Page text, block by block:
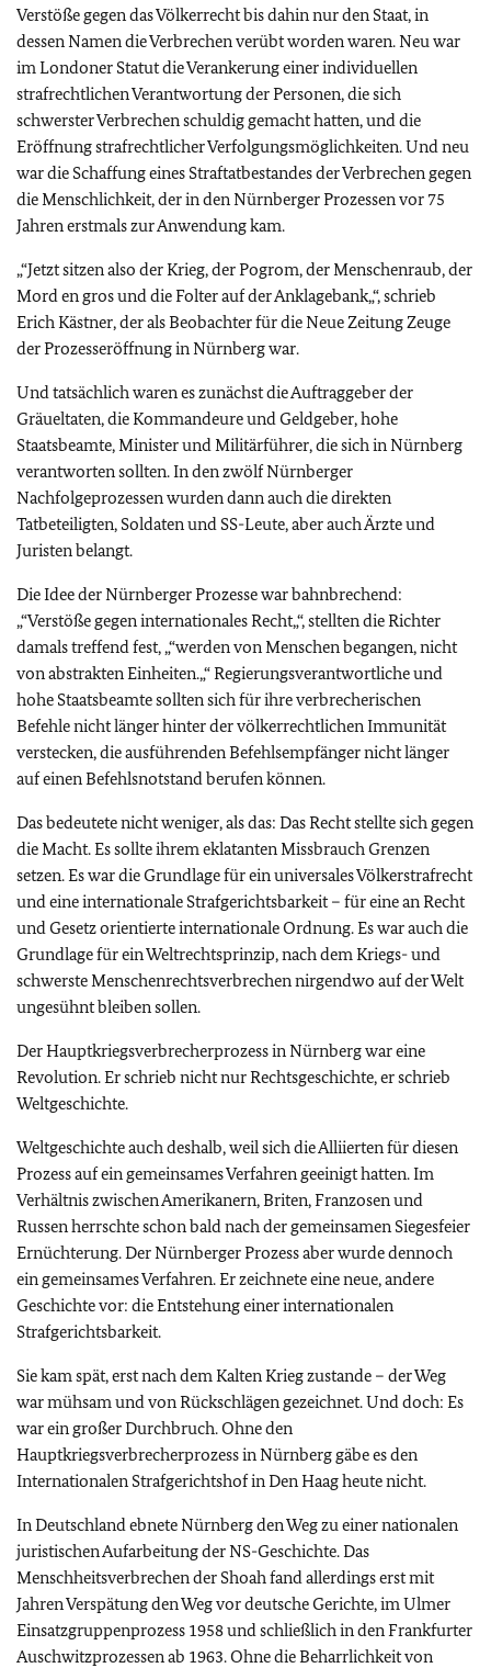
Verstöße gegen das Völkerrecht bis dahin nur den Staat, in
dessen Namen die Verbrechen verübt worden waren. Neu war
im Londoner Statut die Verankerung einer individuellen
strafrechtlichen Verantwortung der Personen, die sich
schwerster Verbrechen schuldig gemacht hatten, und die
Eröffnung strafrechtlicher Verfolgungsmöglichkeiten. Und neu
war die Schaffung eines Straftatbestandes der Verbrechen gegen
die Menschlichkeit, der in den Nürnberger Prozessen vor 75
Jahren erstmals zur Anwendung kam.
„“Jetzt sitzen also der Krieg, der Pogrom, der Menschenraub, der
Mord en gros und die Folter auf der Anklagebank„“, schrieb
Erich Kästner, der als Beobachter für die Neue Zeitung Zeuge
der Prozesseröffnung in Nürnberg war.
Und tatsächlich waren es zunächst die Auftraggeber der
Gräueltaten, die Kommandeure und Geldgeber, hohe
Staatsbeamte, Minister und Militärführer, die sich in Nürnberg
verantworten sollten. In den zwölf Nürnberger
Nachfolgeprozessen wurden dann auch die direkten
Tatbeteiligten, Soldaten und SS-Leute, aber auch Ärzte und
Juristen belangt.
Die Idee der Nürnberger Prozesse war bahnbrechend:
„“Verstöße gegen internationales Recht„“, stellten die Richter
damals treffend fest, „“werden von Menschen begangen, nicht
von abstrakten Einheiten.„“ Regierungsverantwortliche und
hohe Staatsbeamte sollten sich für ihre verbrecherischen
Befehle nicht länger hinter der völkerrechtlichen Immunität
verstecken, die ausführenden Befehlsempfänger nicht länger
auf einen Befehlsnotstand berufen können.
Das bedeutete nicht weniger, als das: Das Recht stellte sich gegen
die Macht. Es sollte ihrem eklatanten Missbrauch Grenzen
setzen. Es war die Grundlage für ein universales Völkerstrafrecht
und eine internationale Strafgerichtsbarkeit – für eine an Recht
und Gesetz orientierte internationale Ordnung. Es war auch die
Grundlage für ein Weltrechtsprinzip, nach dem Kriegs- und
schwerste Menschenrechtsverbrechen nirgendwo auf der Welt
ungesühnt bleiben sollen.
Der Hauptkriegsverbrecherprozess in Nürnberg war eine
Revolution. Er schrieb nicht nur Rechtsgeschichte, er schrieb
Weltgeschichte.
Weltgeschichte auch deshalb, weil sich die Alliierten für diesen
Prozess auf ein gemeinsames Verfahren geeinigt hatten. Im
Verhältnis zwischen Amerikanern, Briten, Franzosen und
Russen herrschte schon bald nach der gemeinsamen Siegesfeier
Ernüchterung. Der Nürnberger Prozess aber wurde dennoch
ein gemeinsames Verfahren. Er zeichnete eine neue, andere
Geschichte vor: die Entstehung einer internationalen
Strafgerichtsbarkeit.
Sie kam spät, erst nach dem Kalten Krieg zustande – der Weg
war mühsam und von Rückschlägen gezeichnet. Und doch: Es
war ein großer Durchbruch. Ohne den
Hauptkriegsverbrecherprozess in Nürnberg gäbe es den
Internationalen Strafgerichtshof in Den Haag heute nicht.
In Deutschland ebnete Nürnberg den Weg zu einer nationalen
juristischen Aufarbeitung der NS-Geschichte. Das
Menschheitsverbrechen der Shoah fand allerdings erst mit
Jahren Verspätung den Weg vor deutsche Gerichte, im Ulmer
Einsatzgruppenprozess 1958 und schließlich in den Frankfurter
Auschwitzprozessen ab 1963. Ohne die Beharrlichkeit von